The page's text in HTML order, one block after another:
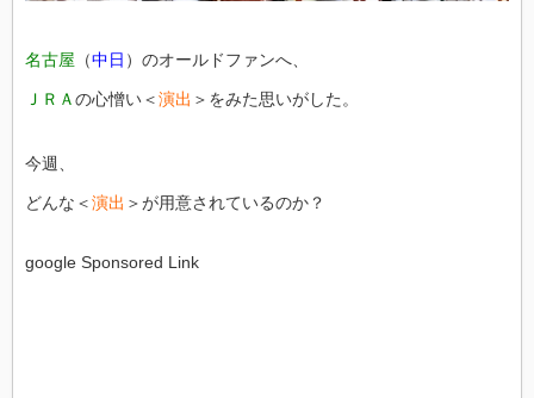
名古屋 （中日 ）のオールドファンへ、
ＪＲＡの心憎い＜演出 ＞をみた思いがした。
今週、
どんな＜演出 ＞が用意されているのか？
google Sponsored Link